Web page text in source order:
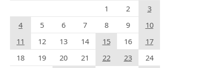
1
2
3
4
5 6 7 8 9
10
11
12 13 14 15 16
17
18
19 20 21 22 23
24